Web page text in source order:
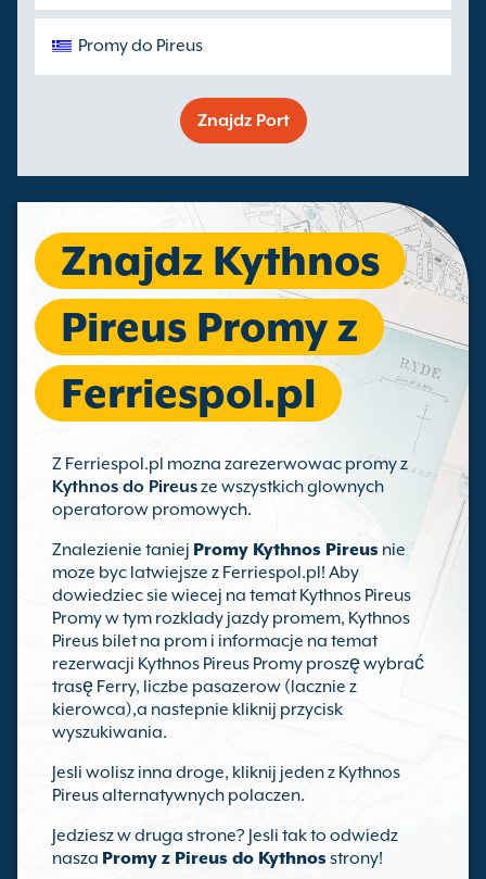
Promy do Pireus
Znajdz Port
Znajdz Kythnos
Pireus Promy z
Ferriespol.pl
Z Ferriespol.pl mozna zarezerwowac promy z
Kythnos do Pireusze wszystkich glownych
operatorow promowych.
Znalezienie taniej Promy Kythnos Pireus nie
moze byc latwiejsze z Ferriespol.pl! Aby
dowiedziec sie wiecej na temat Kythnos Pireus
Promy w tym rozklady jazdy promem, Kythnos
Pireus bilet na prom i informacje na temat
rezerwacji Kythnos Pireus Promy proszę wybrać
trasę Ferry, liczbe pasazerow (lacznie z
kierowca),a nastepnie kliknij przycisk
wyszukiwania.
Jesli wolisz inna droge, kliknij jeden z Kythnos
Pireus alternatywnych polaczen.
Jedziesz w druga strone? Jesli tak to odwiedz
nasza Promy z Pireus do Kythnos strony!